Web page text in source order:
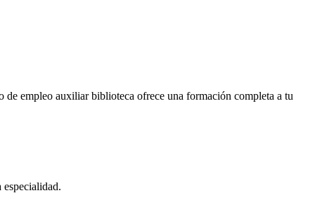
de empleo auxiliar biblioteca ofrece una formación completa a tu
especialidad.